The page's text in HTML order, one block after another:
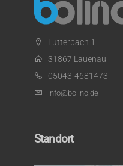
Lutterbach 1
31867 Lauenau
05043-4681473
info@bolino.de
Standort